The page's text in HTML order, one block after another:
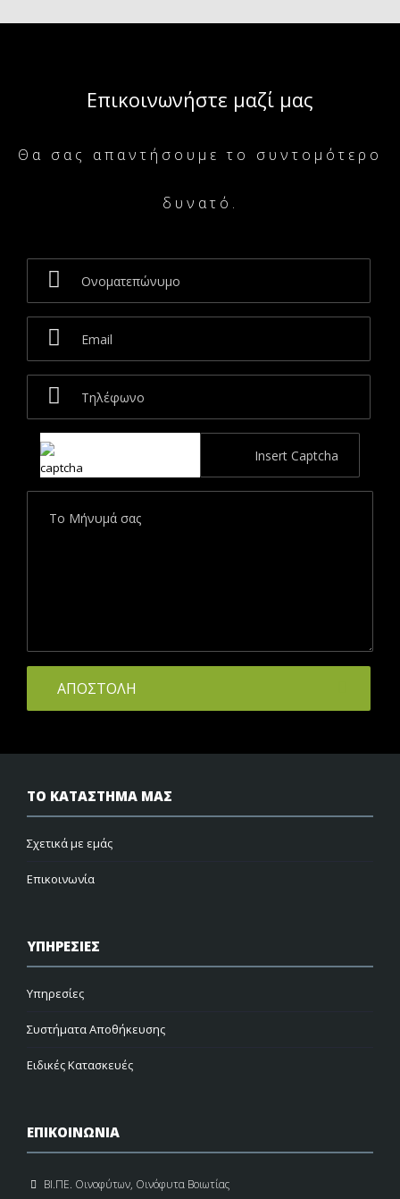
Επικοινωνήστε μαζί μας
Θα σας απαντήσουμε το συντομότερο
δυνατό.
ΤΟ ΚΑΤΑΣΤΗΜΑ ΜΑΣ
Σχετικά με εμάς
Επικοινωνία
ΥΠΗΡΕΣΙΕΣ
Υπηρεσίες
Συστήματα Αποθήκευσης
Ειδικές Κατασκευές
ΕΠΙΚΟΙΝΩΝΙΑ
ΒΙ.ΠΕ. Οινοφύτων, Οινόφυτα Βοιωτίας